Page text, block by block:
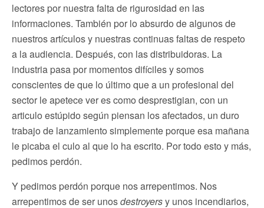
lectores por nuestra falta de rigurosidad en las
informaciones. También por lo absurdo de algunos de
nuestros artículos y nuestras continuas faltas de respeto
a la audiencia. Después, con las distribuidoras. La
industria pasa por momentos difíciles y somos
conscientes de que lo último que a un profesional del
sector le apetece ver es como desprestigian, con un
articulo estúpido según piensan los afectados, un duro
trabajo de lanzamiento simplemente porque esa mañana
le picaba el culo al que lo ha escrito. Por todo esto y más,
pedimos perdón.
Y pedimos perdón porque nos arrepentimos. Nos
arrepentimos de ser unosdestroyersy unos incendiarios,